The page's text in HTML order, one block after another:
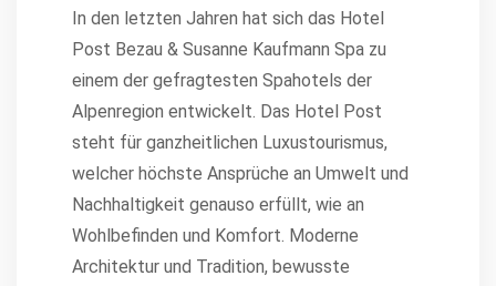
In den letzten Jahren hat sich das Hotel
Post Bezau & Susanne Kaufmann Spa zu
einem der gefragtesten Spahotels der
Alpenregion entwickelt. Das Hotel Post
steht für ganzheitlichen Luxustourismus,
welcher höchste Ansprüche an Umwelt und
Nachhaltigkeit genauso erfüllt, wie an
Wohlbefinden und Komfort. Moderne
Architektur und Tradition, bewusste